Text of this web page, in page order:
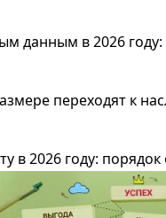
данным в 2026
переходят к
в 2026 году: